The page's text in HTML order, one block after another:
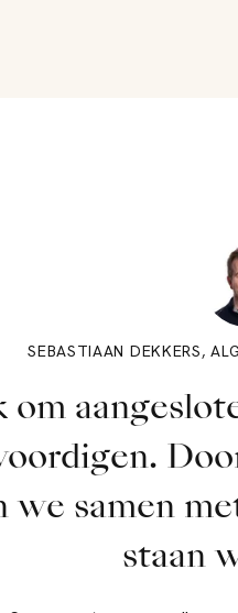
SEBASTIAAN DEKKERS,
samen
staan